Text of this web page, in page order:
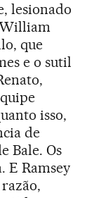
lesionado
William
que
e o sutil
isso,
de
Bale. Os
E Ramsey